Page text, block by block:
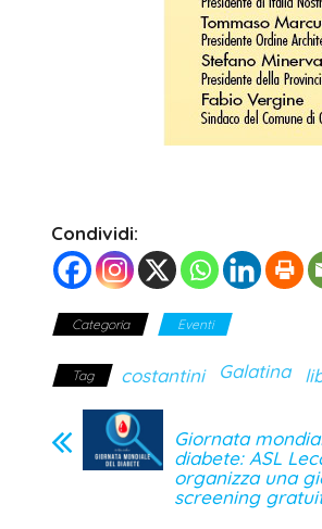
Condividi:
Categoria Eventi
Tag costantini Galatina
Giornata
diabete: ASL
organizza una
screening